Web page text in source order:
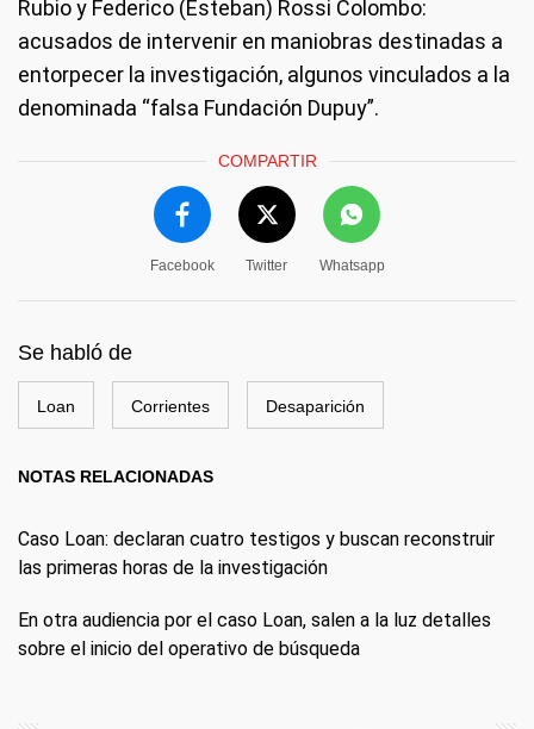
Rubio y Federico (Esteban) Rossi Colombo:
acusados de intervenir en maniobras destinadas a
entorpecer la investigación, algunos vinculados a la
denominada “falsa Fundación Dupuy”.
COMPARTIR
Facebook Twitter Whatsapp
Se habló de
Loan Corrientes Desaparición
NOTAS RELACIONADAS
Caso Loan: declaran cuatro testigos y buscan reconstruir
las primeras horas de la investigación
En otra audiencia por el caso Loan, salen a la luz detalles
sobre el inicio del operativo de búsqueda